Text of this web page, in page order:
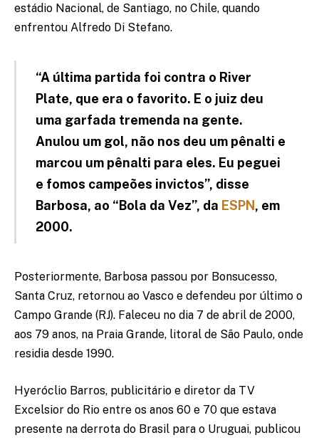
estádio Nacional, de Santiago, no Chile, quando
enfrentou Alfredo Di Stefano.
“A última partida foi contra o River
Plate, que era o favorito. E o juiz deu
uma garfada tremenda na gente.
Anulou um gol, não nos deu um pênalti e
marcou um pênalti para eles. Eu peguei
e fomos campeões invictos”, disse
Barbosa, ao “Bola da Vez”, da ESPN, em
2000.
Posteriormente, Barbosa passou por Bonsucesso,
Santa Cruz, retornou ao Vasco e defendeu por último o
Campo Grande (RJ). Faleceu no dia 7 de abril de 2000,
aos 79 anos, na Praia Grande, litoral de São Paulo, onde
residia desde 1990.
Hyeróclio Barros, publicitário e diretor da TV
Excelsior do Rio entre os anos 60 e 70 que estava
presente na derrota do Brasil para o Uruguai, publicou